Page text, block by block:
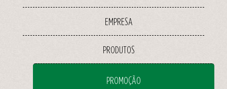
EMPRESA
PRODUTOS
PROMOÇÃO